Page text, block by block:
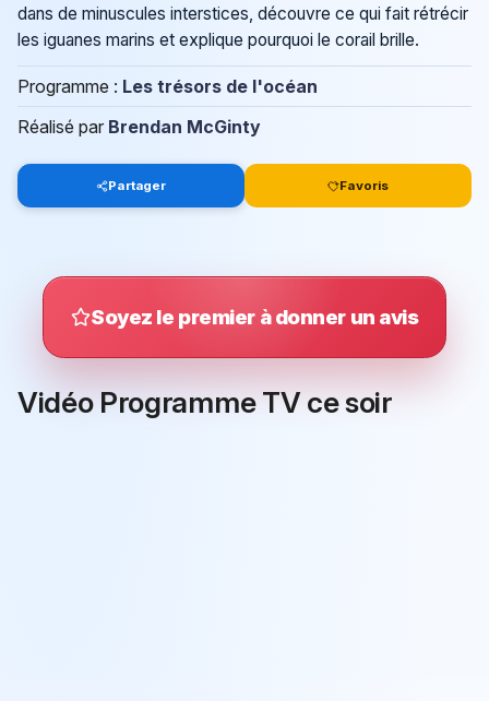
dans de minuscules interstices, découvre ce qui fait rétrécir
les iguanes marins et explique pourquoi le corail brille.
Programme : Les trésors de l'océan
Réalisé par Brendan McGinty
Partager Favoris
Soyez le premier à donner un avis
Vidéo Programme TV ce soir